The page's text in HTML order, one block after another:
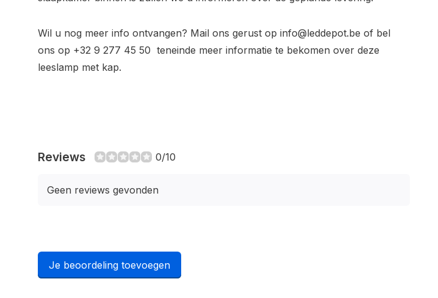
Wil u nog meer info ontvangen? Mail ons gerust op info@leddepot.be of bel
ons op +32 9 277 45 50 teneinde meer informatie te bekomen over deze
leeslamp met kap.
Reviews 0/10
Geen reviews gevonden
Je beoordeling toevoegen